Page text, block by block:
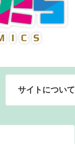
サイトについて